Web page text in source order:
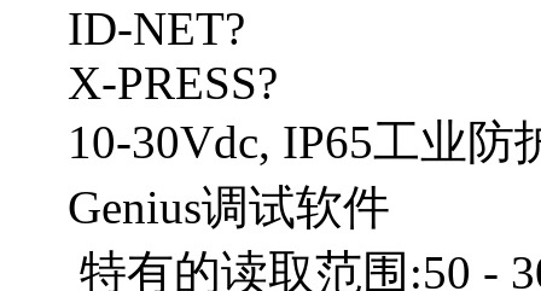
ID-NET?
X-PRESS?
10-30Vdc, IP65工业防
Genius调试软件
特有的读取范围:50 -